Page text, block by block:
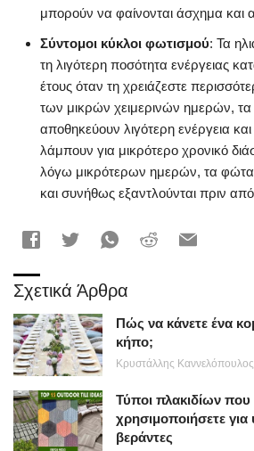
μπορούν να φαίνονται άσχημα και
Σύντομοι κύκλοι φωτισμού: Τα
τη λιγότερη ποσότητα ενέργειας
έτους όταν τη χρειάζεστε
των μικρών χειμερινών ημερών,
αποθηκεύουν λιγότερη ενέργεια
λάμπουν για μικρότερο χρονικό
λόγω μικρότερων ημερών, τα
και συνήθως εξαντλούνται πριν
Σχετικά Άρθρα
Πώς να κάνετε ένα
κήπο;
Κρυστάλλης Καννελόπουλος
Τύποι πλακιδίων που
χρησιμοποιήσετε για
βεράντες